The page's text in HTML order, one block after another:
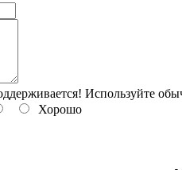
Используйте
Хорошо